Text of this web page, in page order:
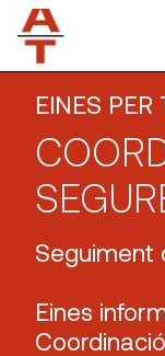
EINES PER
Seguiment
Eines